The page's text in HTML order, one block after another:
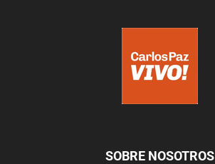
SOBRE NOSOTROS